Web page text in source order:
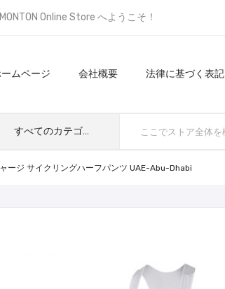
Online Store へようこそ！
ムページ 会社概要 法律に基づく表記
すべてのカテゴリ
ージ サイクリングハーフパンツ UAE-Abu-Dhabi